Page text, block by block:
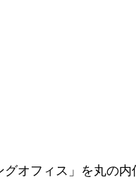
オフィス」を丸の内